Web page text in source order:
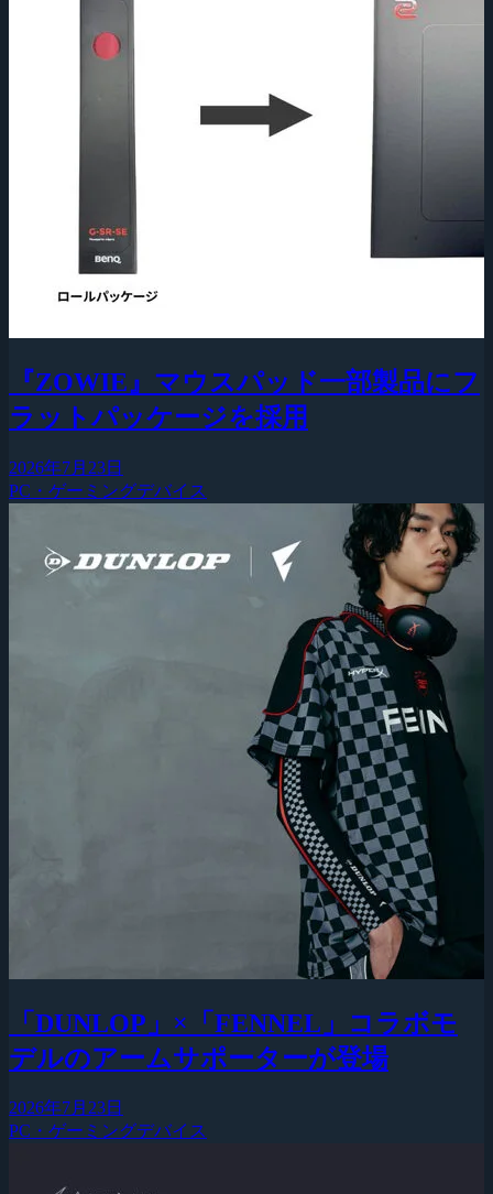
『ZOWIE』マウスパッド一部製品にフ
ラットパッケージを採用
2026年7月23日
PC・ゲーミングデバイス
「DUNLOP」×「FENNEL」コラボモ
デルのアームサポーターが登場
2026年7月23日
PC・ゲーミングデバイス